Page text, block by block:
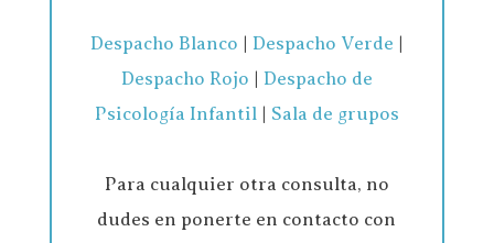
Despacho Blanco Despacho Verde
Despacho Rojo
Despacho de
Psicología Infantil| Sala de grupos
Para cualquier otra consulta, no
dudes en ponerte en contacto con